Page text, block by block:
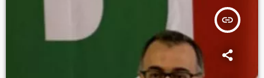
insert_link